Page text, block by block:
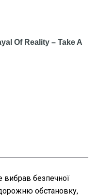
вибрав безпечної
обстановку,